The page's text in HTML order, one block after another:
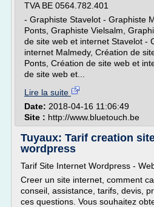
TVA BE 0564.782.401
- Graphiste Stavelot - Graphiste
Ponts, Graphiste Vielsalm,
de site web et internet Stavelot -
internet Malmedy, Création de
Ponts, Création de site web et
de site web et...
Lire la suite
Date: 2018-04-16 11:06:49
Site : http://www.bluetouch.be
Tuyaux: Tarif creation
wordpress
Tarif Site Internet Wordpress -
Creer un site internet, comment
conseil, assistance, tarifs, devis,
ces questions. Vous souhaitez